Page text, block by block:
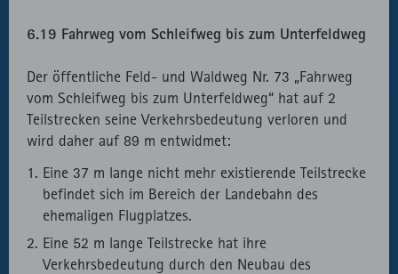
6.19 Fahrweg vom Schleifweg bis zum Unterfeldweg
Der öffentliche Feld- und Waldweg Nr. 73 „Fahrweg
vom Schleifweg bis zum Unterfeldweg“ hat auf 2
Teilstrecken seine Verkehrsbedeutung verloren und
wird daher auf 89 m entwidmet:
Eine 37 m lange nicht mehr existierende Teilstrecke
befindet sich im Bereich der Landebahn des
ehemaligen Flugplatzes.
Eine 52 m lange Teilstrecke hat ihre
Verkehrsbedeutung durch den Neubau des